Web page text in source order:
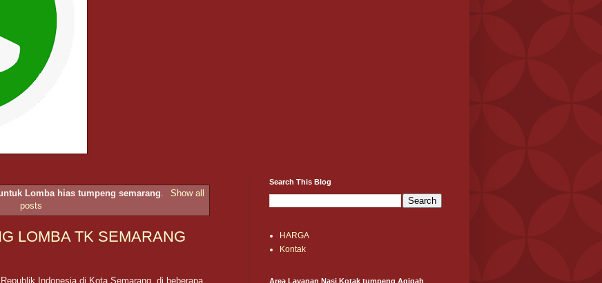
Lomba hias tumpeng semarang.
Show all
posts
LOMBA TK SEMARANG
Indonesia di Kota Semarang, di beberapa
Search This Blog
HARGA
Kontak
Area Layanan Nasi Kotak tumpeng Aqiqah